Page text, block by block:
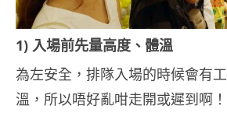
1) 入場前先量高度、體溫
為左安全，排隊入場的時候會有
溫，所以唔好亂咁走開或遲到啊！